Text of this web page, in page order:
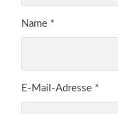
Name *
E-Mail-Adresse *